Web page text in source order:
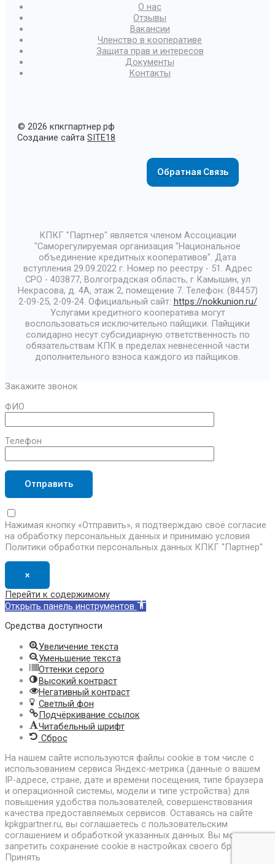
О нас
Отзывы
Вакансии
Членство в кооперативе
Защита прав и интересов
Документы
Контакты
© 2026 кпкгпартнер.рф
Создание сайта SITE18
Обратная Связь
КПКГ "Партнер" является членом Ассоциации
"Саморегулируемая организация "Национальное
объединение кредитных кооперативов". Дата
вступления 29.09.2022 г. Номер по реестру - 51. Адрес
СРО - 403877, Волгоградская область, г Камышин, ул
Некрасова, д. 4А, этаж 2, помещение 7. Телефон: (84457)
2-09-25, 2-09-24. Официальный сайт: https://nokkunion.ru/
Услугами кредитного кооператива могут
воспользоваться исключительно пайщики. Пайщики
солидарно несут субсидиарную ответственность по
обязательствам КПК в пределах невнесенной части
дополнительного взноса каждого из пайщиков.
Закажите звонок
ФИО
Телефон
Нажимая кнопку «Отправить», я подтверждаю своё согласие
на обработку персональных данных и принимаю условия
Политики обработки персональных данных КПКГ "Партнер"
×
Перейти к содержимому
Открыть панель инструментов
Средства доступности
Увеличение текста
Уменьшение текста
Оттенки серого
Высокий контраст
Негативный контраст
Светлый фон
Подчёркивание ссылок
Читабельный шрифт
Сброс
На нашем сайте используются файлы cookie в том числе с
использованием сервиса Яндекс-метрика (данные о вашем
IP-адресе, стране, дате и времени посещения, типе браузера
и операционной системы, модели и типе устройства) для
повышения удобства пользователей, совершенствования
качества предоставляемых сервисов. Оставаясь на сайте
kpkgpartner.ru, вы соглашаетесь с пользовательским
соглашением и обработкой указанных данных. Вы можете
запретить сохранение cookie в настройках своего браузера.
Принять